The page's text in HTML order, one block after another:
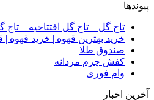
پیوندها
تاج گل – تاج گل افتتاحیه – تاج
خرید بهترین قهوه | خرید قهوه |
صندوق طلا
کفش چرم مردانه
وام فوری
آخرین اخبار